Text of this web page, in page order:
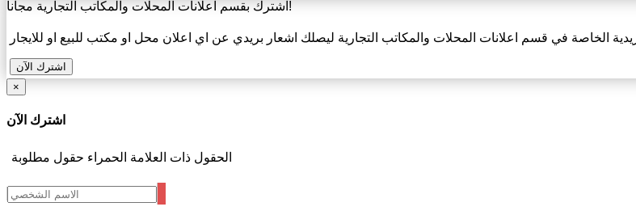
اشترك بقسم اعلانات المحلات والمكاتب التجارية مجاناً!
الخاصة في قسم اعلانات المحلات والمكاتب التجارية ليصلك اشعار بريدي عن اي اعلان محل او مكتب للبيع او للايجار
اشترك الآن
×
اشترك الآن
الحقول ذات العلامة الحمراء حقول مطلوبة